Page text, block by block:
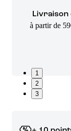
à partir de
1
2
3